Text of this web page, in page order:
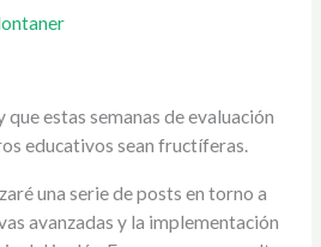
que estas semanas de evaluación
educativos sean fructíferas.
una serie de posts en torno a
avanzadas y la implementación